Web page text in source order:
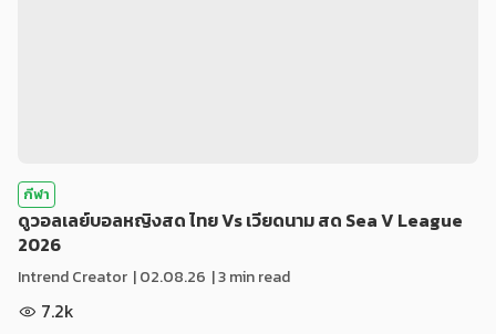
กีฬา
ดูวอลเลย์บอลหญิงสด ไทย Vs เวียดนาม สด Sea V League
2026
Intrend Creator |02.08.26 | 3 min read
7.2k